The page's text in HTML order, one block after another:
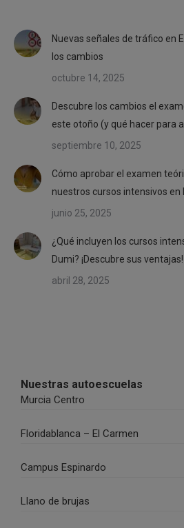
Nuevas señales de tráfico en
los cambios
octubre 14, 2025
Descubre los cambios el
este otoño (y qué hacer para
septiembre 10, 2025
Cómo aprobar el examen
nuestros cursos intensivos en
junio 25, 2025
¿Qué incluyen los cursos
Dumi? ¡Descubre sus ventajas!
abril 28, 2025
Nuestras autoescuelas
Murcia Centro
Floridablanca – El Carmen
Campus Espinardo
Llano de brujas